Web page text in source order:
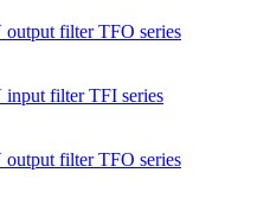
output filter TFO series
input filter TFI series
output filter TFO series